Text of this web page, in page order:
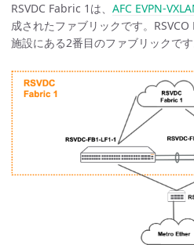
RSVDC Fabric 1は、 AFC EVPN-
成されたファブリックです。
施設にある2番目のファブリックです